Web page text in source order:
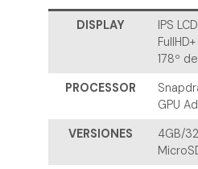
DISPLAY
IPS
178º
PROCESSOR
GPU
VERSIONES
4GB/